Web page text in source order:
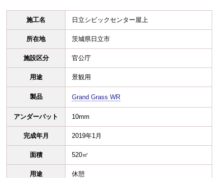
施工名 日立シビックセンター屋上
所在地 茨城県日立市
施設区分 官公庁
用途 景観用
製品 Grand Grass WR
アンダーパット 10mm
完成年月 2019年1月
面積 520㎡
用途 休憩